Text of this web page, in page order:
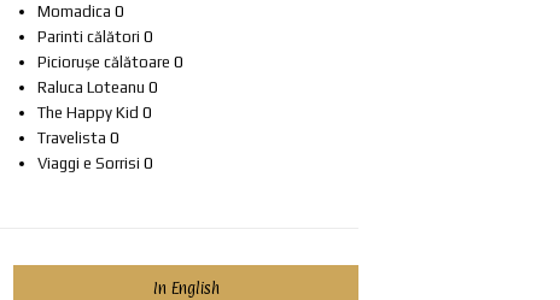
Momadica 0
Parinti călători 0
Piciorușe călătoare 0
Raluca Loteanu 0
The Happy Kid 0
Travelista 0
Viaggi e Sorrisi 0
In English